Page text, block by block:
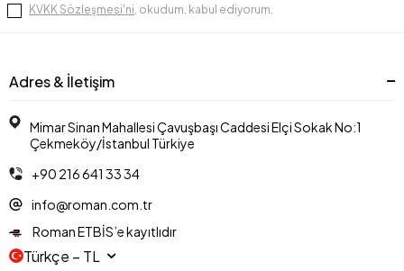
KVKK Sözleşmesi'ni, okudum, kabul ediyorum.
Adres & İletişim
Mimar Sinan Mahallesi Çavuşbaşı Caddesi Elçi Sokak No:1
Çekmeköy/İstanbul Türkiye
+90 216 641 33 34
info@roman.com.tr
Roman ETBİS’e kayıtlıdır
Türkçe − TL